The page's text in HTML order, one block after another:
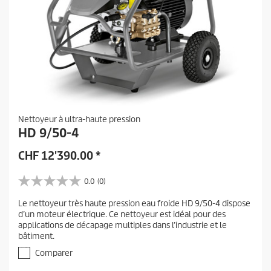
Nettoyeur à ultra-haute pression
HD 9/50-4
CHF 12'390.00*
0.0 (0)
0
0
s
u
r
é
Le nettoyeur très haute pression eau froide HD 9/50-4 dispose
d’un moteur électrique. Ce nettoyeur est idéal pour des
applications de décapage multiples dans l’industrie et le
bâtiment.
Comparer